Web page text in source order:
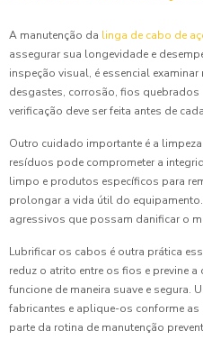
A manutenção da linga de cabo de
assegurar sua longevidade e
inspeção visual, é essencial
desgastes, corrosão, fios
verificação deve ser feita antes de
Outro cuidado importante é a
resíduos pode comprometer a
limpo e produtos específicos para
prolongar a vida útil do
agressivos que possam danificar o
Lubrificar os cabos é outra prática
reduz o atrito entre os fios e previne
funcione de maneira suave e segura.
fabricantes e aplique-os conforme
parte da rotina de manutenção